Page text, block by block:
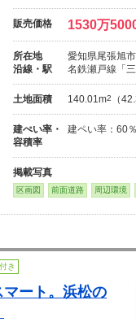
販売価格 1530万
所在地
愛知県尾張旭
沿線・駅
名鉄瀬戸線「
土地面積 140.01m2 （
建ぺい率・
容積率
建ペい率：60
掲載写真
区画図 前面道路 周辺環境
き
ート。浜松の